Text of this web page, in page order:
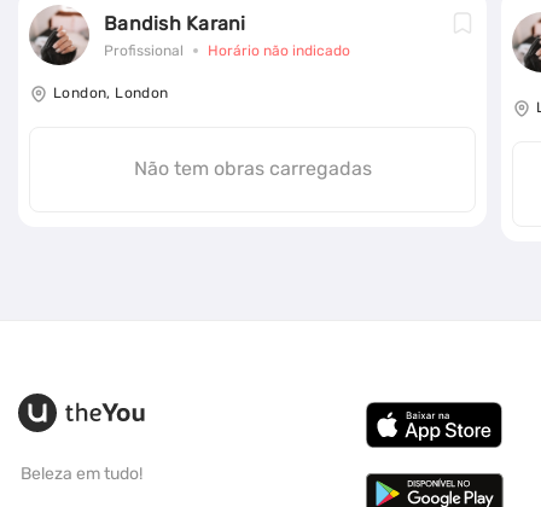
Bandish Karani
Profissional Horário não indicado
London, London
Não tem obras carregadas
Beleza em tudo!